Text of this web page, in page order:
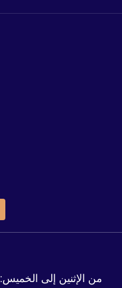
من الإثنين إلى الخميس: 08:00 - 17:00،